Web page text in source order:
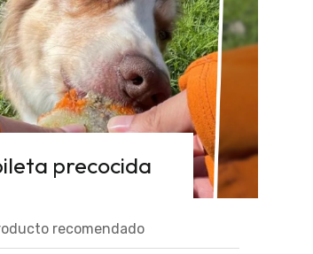
precocida
recomendado